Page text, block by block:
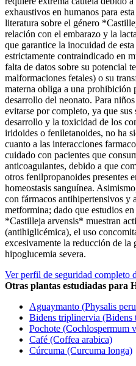
exhaustivos en humanos para
literatura sobre el género
relación con el embarazo y la
que garantice la inocuidad de
estrictamente contraindicado en
falta de datos sobre su potencial
malformaciones fetales) o su
materna obliga a una prohibición
desarrollo del neonato. Para
evitarse por completo, ya que sus
desarrollo y la toxicidad de los
iridoides o feniletanoides, no ha
cuanto a las interacciones
cuidado con pacientes que
anticoagulantes, debido a que
otros fenilpropanoides presentes
homeostasis sanguínea.
con fármacos antihipertensivos y
metformina; dado que estudios
*Castilleja arvensis* muestran
(antihiglicémica), el uso
excesivamente la reducción de
hipoglucemia severa.
Ver perfil de seguridad
Otras plantas estudiadas para
Aguaymanto (Physalis
Bidens triplinervia (Bidens
Pochote (Cochlospermum
Café (Coffea arabica)
Cúrcuma (Curcuma longa)